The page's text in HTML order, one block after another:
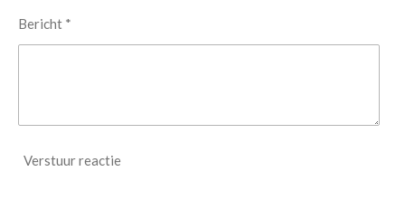
Bericht *
Verstuur reactie